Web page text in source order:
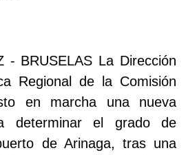
- BRUSELAS La Dirección
Regional de la Comisión
en marcha una nueva
determinar el grado de
de Arinaga, tras una